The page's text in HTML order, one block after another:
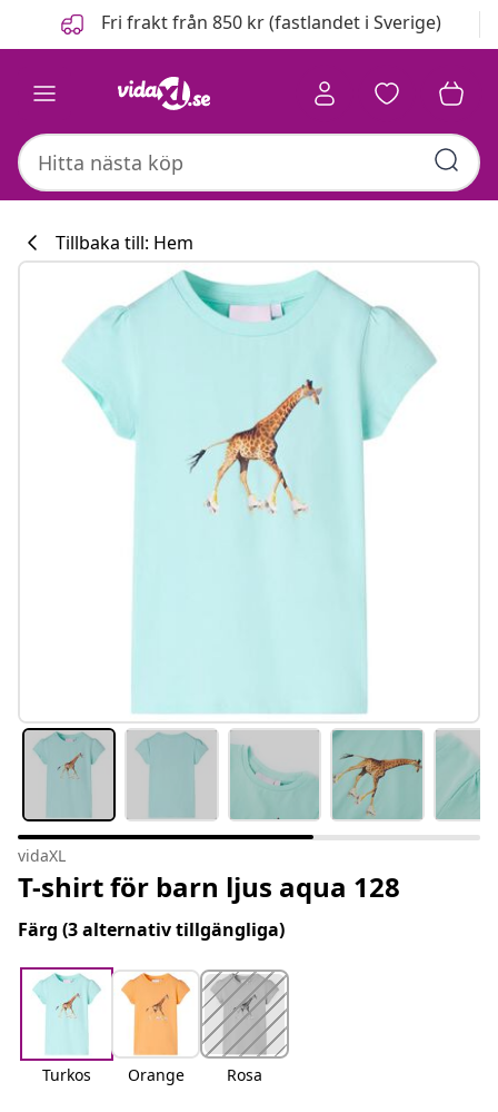
FöregåendeFri frakt från 850 kr (fastlandet i Sverige)
Tillbaka till: Hem
vidaXL
T-shirt för barn ljus aqua 128
Färg (3 alternativ tillgängliga)
Turkos Orange Rosa